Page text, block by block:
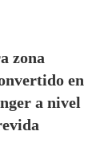
zona
en
a nivel